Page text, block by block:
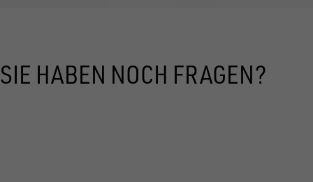
SIE HABEN NOCH FRAGEN?